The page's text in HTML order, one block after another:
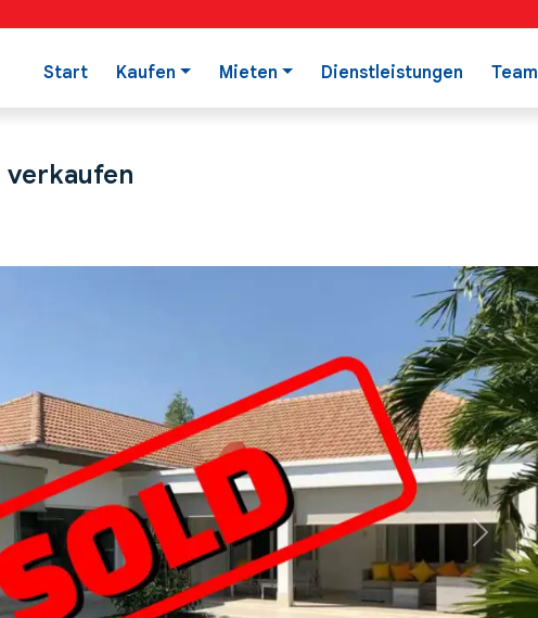
Start Kaufen Mieten Dienstleistungen Team
verkaufen
Next